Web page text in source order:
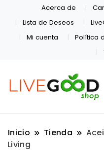
Acerca de
Lista de Deseos
Mi cuenta
Política
Inicio Tienda
Living